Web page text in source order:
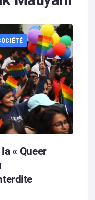
« Queer